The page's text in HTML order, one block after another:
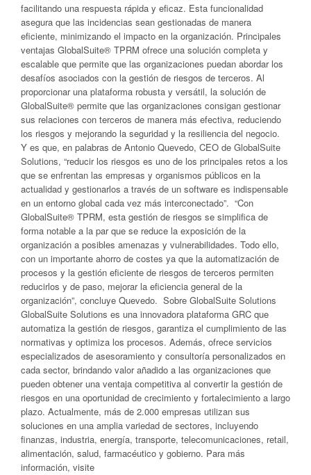
facilitando una respuesta rápida y eficaz. Esta funcionalidad
asegura que las incidencias sean gestionadas de manera
eficiente, minimizando el impacto en la organización. Principales
ventajas GlobalSuite® TPRM ofrece una solución completa y
escalable que permite que las organizaciones puedan abordar los
desafíos asociados con la gestión de riesgos de terceros. Al
proporcionar una plataforma robusta y versátil, la solución de
GlobalSuite® permite que las organizaciones consigan gestionar
sus relaciones con terceros de manera más efectiva, reduciendo
los riesgos y mejorando la seguridad y la resiliencia del negocio.
Y es que, en palabras de Antonio Quevedo, CEO de GlobalSuite
Solutions, “reducir los riesgos es uno de los principales retos a los
que se enfrentan las empresas y organismos públicos en la
actualidad y gestionarlos a través de un software es indispensable
en un entorno global cada vez más interconectado”. “Con
GlobalSuite® TPRM, esta gestión de riesgos se simplifica de
forma notable a la par que se reduce la exposición de la
organización a posibles amenazas y vulnerabilidades. Todo ello,
con un importante ahorro de costes ya que la automatización de
procesos y la gestión eficiente de riesgos de terceros permiten
reducirlos y de paso, mejorar la eficiencia general de la
organización”, concluye Quevedo. Sobre GlobalSuite Solutions
GlobalSuite Solutions es una innovadora plataforma GRC que
automatiza la gestión de riesgos, garantiza el cumplimiento de las
normativas y optimiza los procesos. Además, ofrece servicios
especializados de asesoramiento y consultoría personalizados en
cada sector, brindando valor añadido a las organizaciones que
pueden obtener una ventaja competitiva al convertir la gestión de
riesgos en una oportunidad de crecimiento y fortalecimiento a largo
plazo. Actualmente, más de 2.000 empresas utilizan sus
soluciones en una amplia variedad de sectores, incluyendo
finanzas, industria, energía, transporte, telecomunicaciones, retail,
alimentación, salud, farmacéutico y gobierno. Para más
información, visite